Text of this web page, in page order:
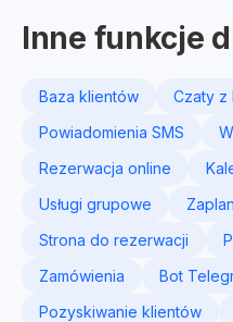
Inne funkcje
Baza klientów
Czaty z
Powiadomienia SMS
Rezerwacja online
Usługi grupowe
Strona do rezerwacji
Zamówienia
Bot
Pozyskiwanie klientów